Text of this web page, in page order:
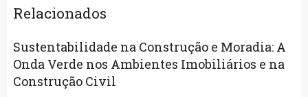
Relacionados
Sustentabilidade na Construção e Moradia: A
Onda Verde nos Ambientes Imobiliários e na
Construção Civil